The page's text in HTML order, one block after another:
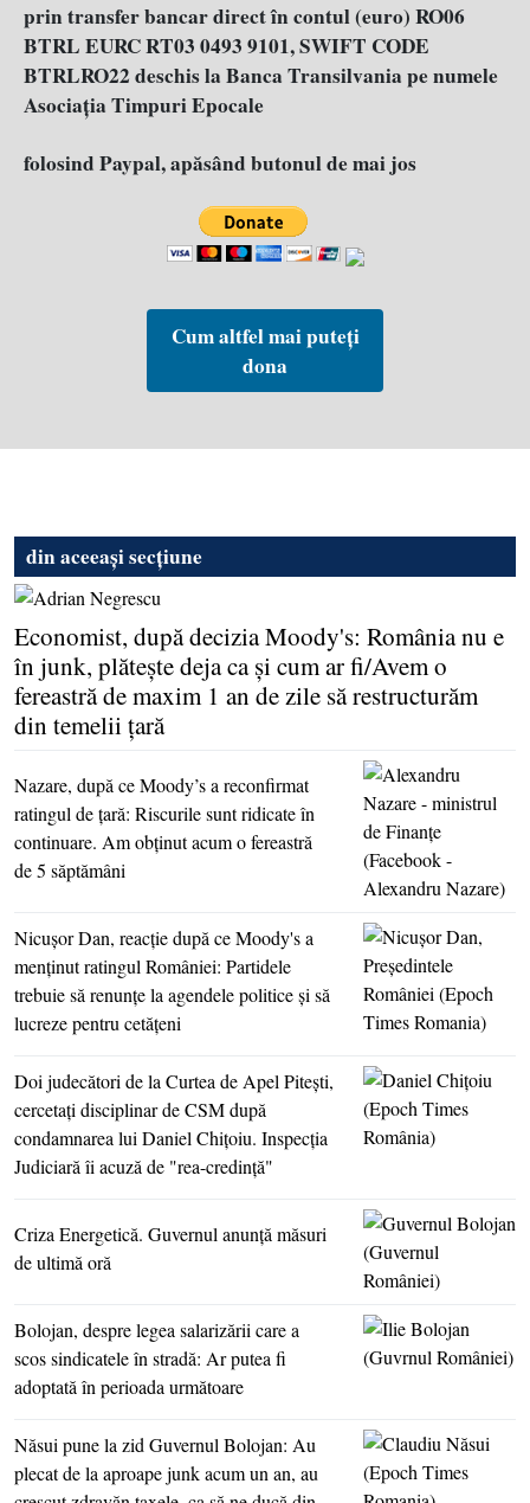
prin transfer bancar direct în contul (euro) RO06
BTRL EURC RT03 0493 9101, SWIFT CODE
BTRLRO22 deschis la Banca Transilvania pe numele
Asociația Timpuri Epocale
folosind Paypal, apăsând butonul de mai jos
Cum altfel mai puteți
dona
din aceeași secțiune
Economist, după decizia Moody's: România nu e
în junk, plăteşte deja ca şi cum ar fi/Avem o
fereastră de maxim 1 an de zile să restructurăm
din temelii ţară
Nazare, după ce Moody’s a reconfirmat
ratingul de ţară: Riscurile sunt ridicate în
continuare. Am obţinut acum o fereastră
de 5 săptămâni
Nicuşor Dan, reacţie după ce Moody's a
menţinut ratingul României: Partidele
trebuie să renunţe la agendele politice şi să
lucreze pentru cetăţeni
Doi judecători de la Curtea de Apel Piteşti,
cercetaţi disciplinar de CSM după
condamnarea lui Daniel Chiţoiu. Inspecţia
Judiciară îi acuză de "rea-credinţă"
Criza Energetică. Guvernul anunţă măsuri
de ultimă oră
Bolojan, despre legea salarizării care a
scos sindicatele în stradă: Ar putea fi
adoptată în perioada următoare
Năsui pune la zid Guvernul Bolojan: Au
plecat de la aproape junk acum un an, au